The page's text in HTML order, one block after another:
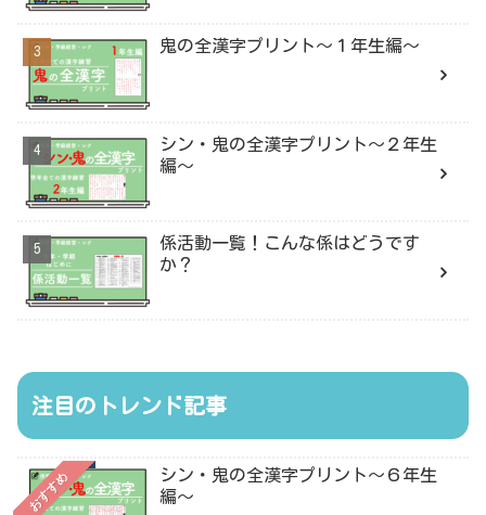
鬼の全漢字プリント〜１年生編〜
シン・鬼の全漢字プリント〜２年生
編〜
係活動一覧！こんな係はどうです
か？
注目のトレンド記事
おすすめ
シン・鬼の全漢字プリント〜６年生
編〜